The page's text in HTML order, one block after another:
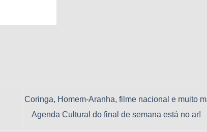
Coringa, Homem-Aranha, filme nacional e muito
Agenda Cultural do final de semana está no ar!